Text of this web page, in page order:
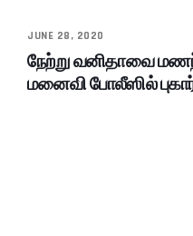
JUNE 28, 2020
நேற்று வனிதாவை
மனைவி போலீஸில்